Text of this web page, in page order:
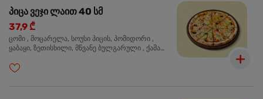
პიცა ვეჯი ლაით 40 სმ
37,9 ₾
ცომი , მოცარელა, სოუსი პიცის, პომიდორი ,
ყაბაყი, ზეთისხილი, მწვანე ბულგარული , ქამა